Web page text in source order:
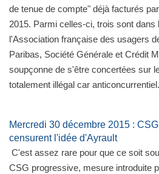
de tenue de compte" déjà facturés
2015. Parmi celles-ci, trois sont dans
l'Association française des usagers
Paribas, Société Générale et Crédit
soupçonne de s'être concertées sur
totalement illégal car anticoncurrentiel.
Mercredi 30 décembre 2015 :
censurent l'idée d'Ayrault
C'est assez rare pour que ce soit
CSG progressive, mesure introduite